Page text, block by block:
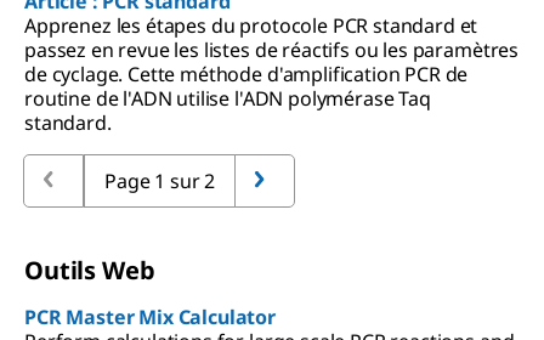
Apprenez les étapes du protocole PCR standard et
passez en revue les listes de réactifs ou les paramètres
de cyclage. Cette méthode d'amplification PCR de
routine de l'ADN utilise l'ADN polymérase Taq
standard.
Page 1 sur 2
Outils Web
PCR Master Mix Calculator